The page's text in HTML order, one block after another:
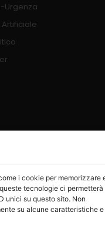
i cookie per memorizzare
tecnologie ci permetterà
unici su questo sito. Non
su alcune caratteristiche e
Urgenza